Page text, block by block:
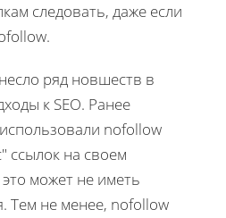
следовать, даже если
ряд новшеств в
к SEO. Ранее
nofollow
ссылок на своем
может не иметь
Тем не менее, nofollow